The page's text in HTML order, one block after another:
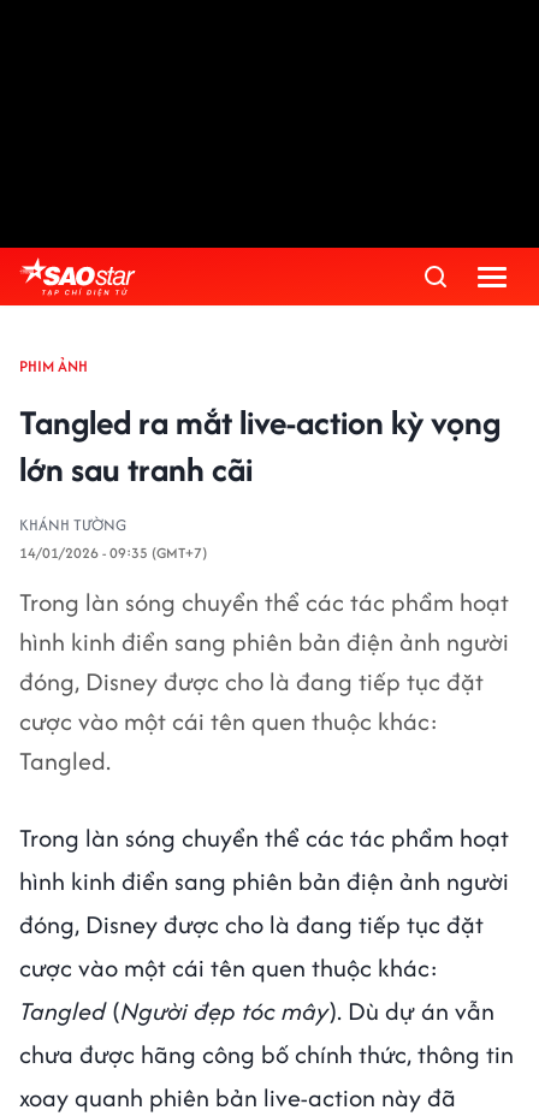
PHIM ẢNH
Tangled ra mắt live-action kỳ vọng
lớn sau tranh cãi
KHÁNH TƯỜNG
14/01/2026 - 09:35 (GMT+7)
Trong làn sóng chuyển thể các tác phẩm hoạt
hình kinh điển sang phiên bản điện ảnh người
đóng, Disney được cho là đang tiếp tục đặt
cược vào một cái tên quen thuộc khác:
Tangled.
Trong làn sóng chuyển thể các tác phẩm hoạt
hình kinh điển sang phiên bản điện ảnh người
đóng, Disney được cho là đang tiếp tục đặt
cược vào một cái tên quen thuộc khác:
Tangled(Người đẹp tóc mây). Dù dự án vẫn
chưa được hãng công bố chính thức, thông tin
xoay quanh phiên bản live-action này đã